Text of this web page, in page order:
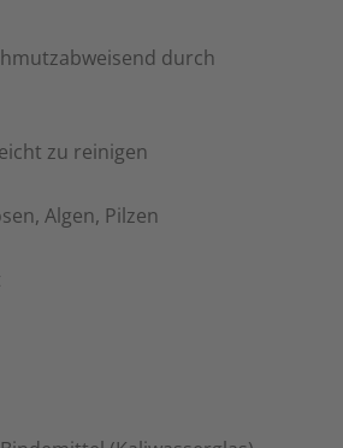
durch
zu reinigen
Algen, Pilzen